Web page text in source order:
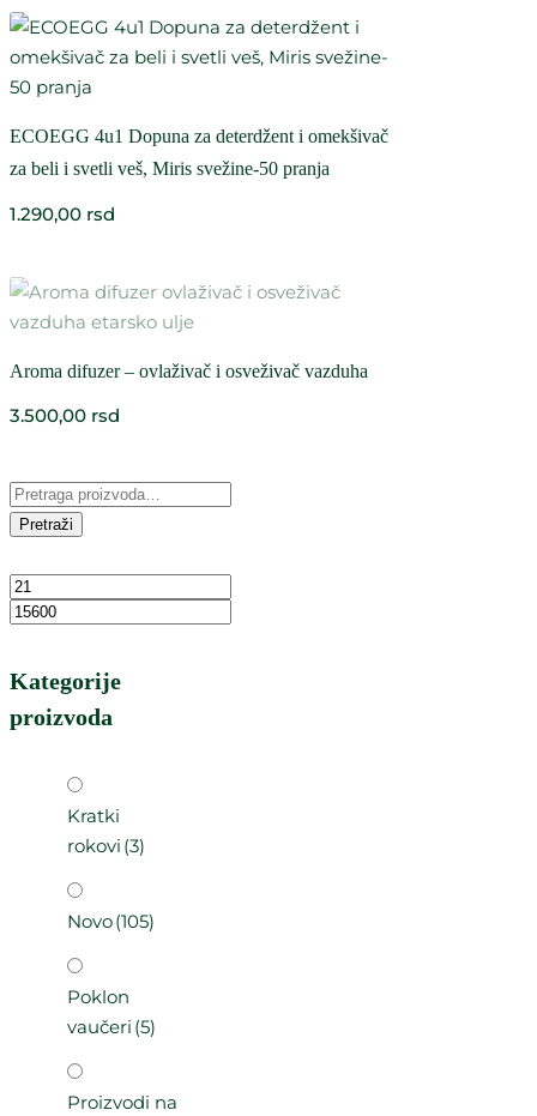
ECOEGG 4u1 Dopuna za deterdžent i omekšivač
za beli i svetli veš, Miris svežine-50 pranja
1.290,00 rsd
Aroma difuzer – ovlaživač i osveživač vazduha
3.500,00 rsd
Pretraži
Kategorije
proizvoda
Kratki
rokovi (3)
Novo(105)
Poklon
vaučeri (5)
Proizvodi na